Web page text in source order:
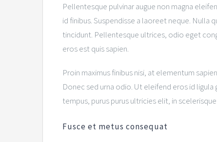
Pellentesque pulvinar augue non magna
id finibus. Suspendisse a laoreet neque. Nulla
tincidunt. Pellentesque ultrices, odio eget
eros est quis sapien.
Proin maximus finibus nisi, at elementum
Donec sed urna odio. Ut eleifend eros id ligula
tempus, purus purus ultricies elit, in
Fusce et metus consequat